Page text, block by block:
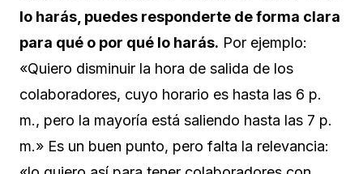
lo harás, puedes responderte de forma clara
para qué o por qué lo harás. Por ejemplo:
«Quiero disminuir la hora de salida de los
colaboradores, cuyo horario es hasta las 6 p.
m., pero la mayoría está saliendo hasta las 7 p.
m.» Es un buen punto, pero falta la relevancia: